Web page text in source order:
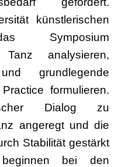
künstlerischen
Symposium
analysieren,
grundlegende
formulieren.
Dialog zu
angeregt und die
Stabilität gestärkt
bei den